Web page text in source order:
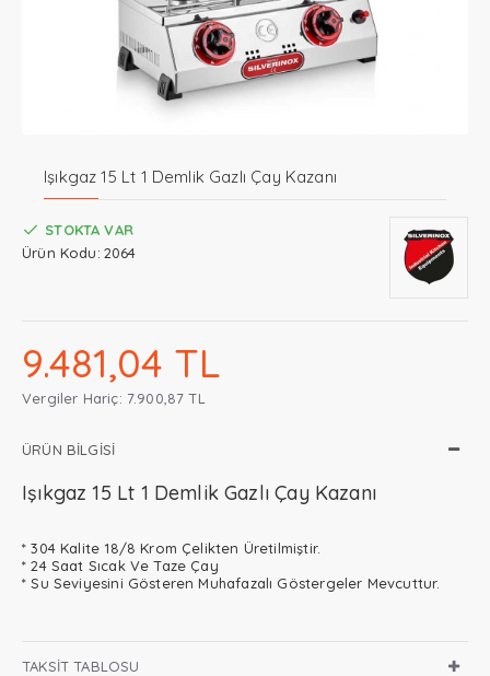
Işıkgaz 15 Lt 1 Demlik Gazlı Çay Kazanı
9.481,04 TL
Vergiler Hariç: 7.900,87 TL
STOKTA VAR
Ürün Kodu: 2064
ÜRÜN BILGISI
Işıkgaz 15 Lt 1 Demlik Gazlı Çay Kazanı
* 304 Kalite 18/8 Krom Çelikten Üretilmiştir.
* 24 Saat Sıcak Ve Taze Çay
* Su Seviyesini Gösteren Muhafazalı Göstergeler Mevcuttur.
TAKSIT TABLOSU